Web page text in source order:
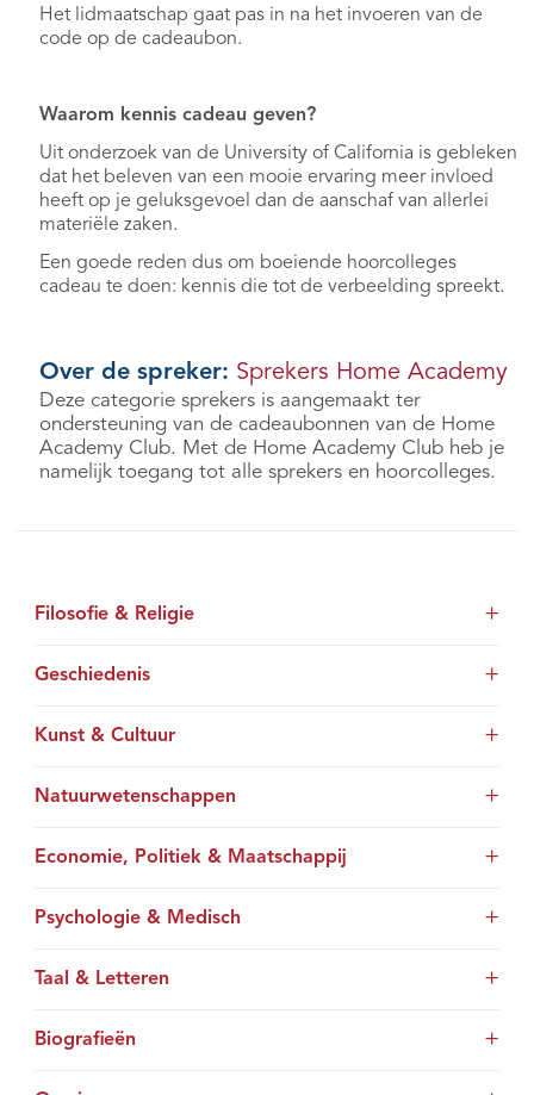
Het lidmaatschap gaat pas in na het invoeren van de
code op de cadeaubon.
Waarom kennis cadeau geven?
Uit onderzoek van de University of California is gebleken
dat het beleven van een mooie ervaring meer invloed
heeft op je geluksgevoel dan de aanschaf van allerlei
materiële zaken.
Een goede reden dus om boeiende hoorcolleges
cadeau te doen: kennis die tot de verbeelding spreekt.
Over de spreker: Sprekers Home Academy
Deze categorie sprekers is aangemaakt ter
ondersteuning van de cadeaubonnen van de Home
Academy Club. Met de Home Academy Club heb je
namelijk toegang tot alle sprekers en hoorcolleges.
Filosofie & Religie
Geschiedenis
Kunst & Cultuur
Natuurwetenschappen
Economie, Politiek & Maatschappij
Psychologie & Medisch
Taal & Letteren
Biografieën